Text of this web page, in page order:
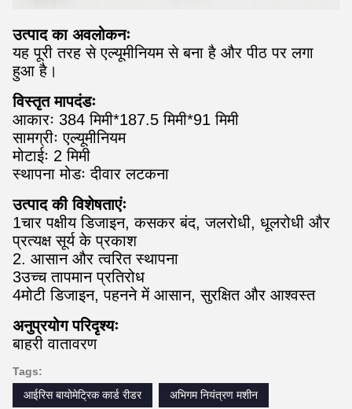
उत्पाद का अवलोकनः
यह पूरी तरह से एल्यूमीनियम से बना है और पीठ पर लगा
हुआ है।
विस्तृत मापदंडः
आकारः 384 मिमी*187.5 मिमी*91 मिमी
सामग्रीः एल्यूमीनियम
मोटाईः 2 मिमी
स्थापना मोडः दीवार लटकना
उत्पाद की विशेषताएंः
1चार पक्षीय डिजाइन, कसकर बंद, जलरोधी, धूलरोधी और
प्रत्यक्ष सूर्य के प्रकाश
2. आसान और त्वरित स्थापना
3उच्च तापमान प्रतिरोध
4मोटी डिजाइन, पहनने में आसान, सुरक्षित और आश्वस्त
अनुप्रयोग परिदृश्यः
बाहरी वातावरण
Tags:
आईरिस बायोमेट्रिक कार्ड रीडर
अभिगम नियंत्रण मशीन